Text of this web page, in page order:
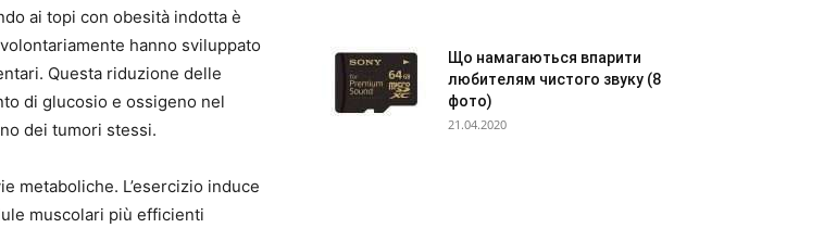
ai topi con obesità indotta è
hanno sviluppato
Questa riduzione delle
di glucosio e ossigeno nel
dei tumori stessi.
metaboliche. L’esercizio induce
muscolari più efficienti
Що намагаються впарити
любителям чистого звуку (8
фото)
21.04.2020